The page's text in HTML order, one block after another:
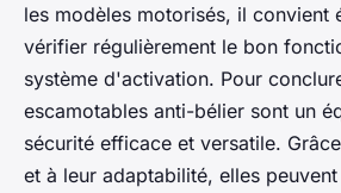
les modèles motorisés, il convient
vérifier régulièrement le bon
système d'activation. Pour
escamotables anti-bélier sont un
sécurité efficace et versatile.
et à leur adaptabilité, elles